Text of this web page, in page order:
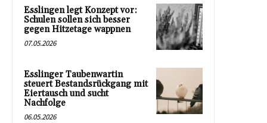
Esslingen legt Konzept vor:
Schulen sollen sich besser
gegen Hitzetage wappnen
07.05.2026
Esslinger Taubenwartin
steuert Bestandsrückgang mit
Eiertausch und sucht
Nachfolge
06.05.2026